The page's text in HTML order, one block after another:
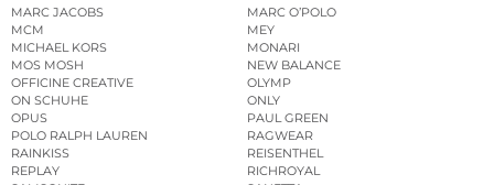
MARC JACOBS
MARC O’POLO
MCM
MEY
MICHAEL KORS
MONARI
MOS MOSH
NEW BALANCE
OFFICINE CREATIVE
OLYMP
ON SCHUHE
ONLY
OPUS
PAUL GREEN
POLO RALPH LAUREN
RAGWEAR
RAINKISS
REISENTHEL
REPLAY
RICHROYAL